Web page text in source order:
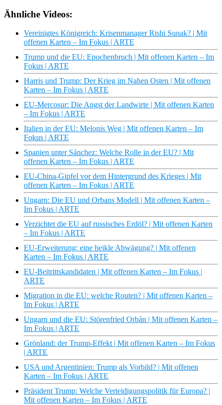
Ähnliche Videos:
Vereinigtes Königreich: Krisenmanager Rishi Sunak? | Mit
offenen Karten – Im Fokus | ARTE
Trump und die EU: Epochenbruch | Mit offenen Karten – Im
Fokus | ARTE
Harris und Trump: Der Krieg im Nahen Osten | Mit offenen
Karten – Im Fokus | ARTE
EU-Mercosur: Die Angst der Landwirte | Mit offenen Karten
– Im Fokus | ARTE
Italien in der EU: Melonis Weg | Mit offenen Karten – Im
Fokus | ARTE
Spanien unter Sánchez: Welche Rolle in der EU? | Mit
offenen Karten – Im Fokus | ARTE
EU-China-Gipfel vor dem Hintergrund des Krieges | Mit
offenen Karten – Im Fokus | ARTE
Ungarn: Die EU und Orbans Modell | Mit offenen Karten –
Im Fokus | ARTE
Verzichtet die EU auf russisches Erdöl? | Mit offenen Karten
– Im Fokus | ARTE
EU-Erweiterung: eine heikle Abwägung? | Mit offenen
Karten – Im Fokus | ARTE
EU-Beitrittskandidaten | Mit offenen Karten – Im Fokus |
ARTE
Migration in die EU: welche Routen? | Mit offenen Karten –
Im Fokus | ARTE
Ungarn und die EU: Störenfried Orbán | Mit offenen Karten –
Im Fokus | ARTE
Grönland: der Trump-Effekt | Mit offenen Karten – Im Fokus
| ARTE
USA und Argentinien: Trump als Vorbild? | Mit offenen
Karten – Im Fokus | ARTE
Präsident Trump: Welche Verteidigungspolitik für Europa? |
Mit offenen Karten – Im Fokus | ARTE